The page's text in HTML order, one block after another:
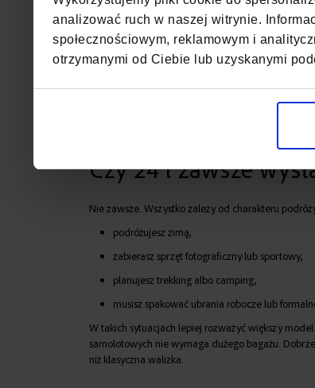
analizować ruch w naszej witrynie.
społecznościowym, reklamowym i
otrzymanymi od Ciebie lub uzyskanymi
Roluj ubrania zamiast składać je w kostkę.
Wybieraj odzież, którą łatwo ze sobą łączyć.
Ogranicz liczbę butów do jednej dodatkowej pary.
może okazać
Czy 24 l zawsze
Nie zawsze. Wszystko zależy od charakteru
podróżujesz zimą,
zabierasz sprzęt fotograficzny lub sportowy,
planujesz trekking albo camping,
musisz spakować ubrania robocze lub
W takich sytuacjach lepiej rozważyć większy
samolotowych nie wymaga dużego bagażu.
niż klasyczna walizka.